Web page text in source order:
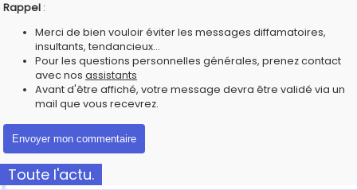
Rappel :
Merci de bien vouloir éviter les messages diffamatoires,
insultants, tendancieux...
Pour les questions personnelles générales, prenez contact
avec nos assistants
Avant d'être affiché, votre message devra être validé via un
mail que vous recevrez.
Toute l'actu.